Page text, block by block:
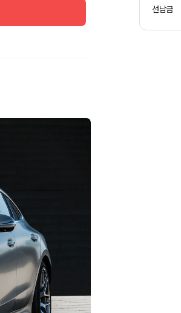
선납금